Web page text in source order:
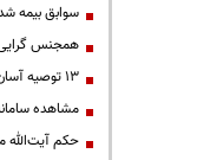
سوابق بیمه
همجنس
13 توصیه آسان برای رفع بوی بد دهان
مشاهده
حكم آيت‌الله